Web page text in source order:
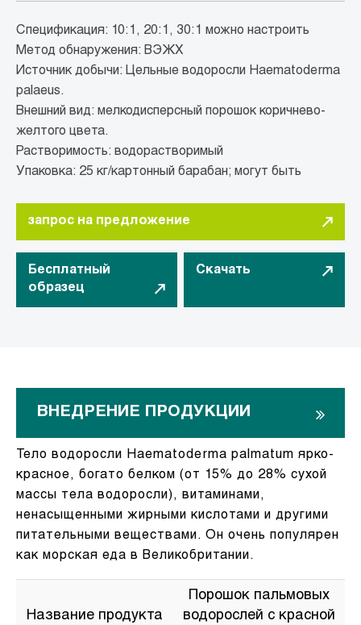
Спецификация: 10:1, 20:1, 30:1 можно настроить
Метод обнаружения: ВЭЖХ
Источник добычи: Цельные водоросли Haematoderma
palaeus.
Внешний вид: мелкодисперсный порошок коричнево-
желтого цвета.
Растворимость: водорастворимый
Упаковка: 25 кг/картонный барабан; могут быть
запрос на предложение
Бесплатный
образец
Скачать
ВНЕДРЕНИЕ ПРОДУКЦИИ
Тело водоросли Haematoderma palmatum ярко-
красное, богато белком (от 15% до 28% сухой
массы тела водоросли), витаминами,
ненасыщенными жирными кислотами и другими
питательными веществами. Он очень популярен
как морская еда в Великобритании.
Название продукта
Порошок пальмовых
водорослей с красной